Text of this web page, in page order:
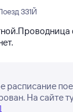
331Й
расписание
На сайте